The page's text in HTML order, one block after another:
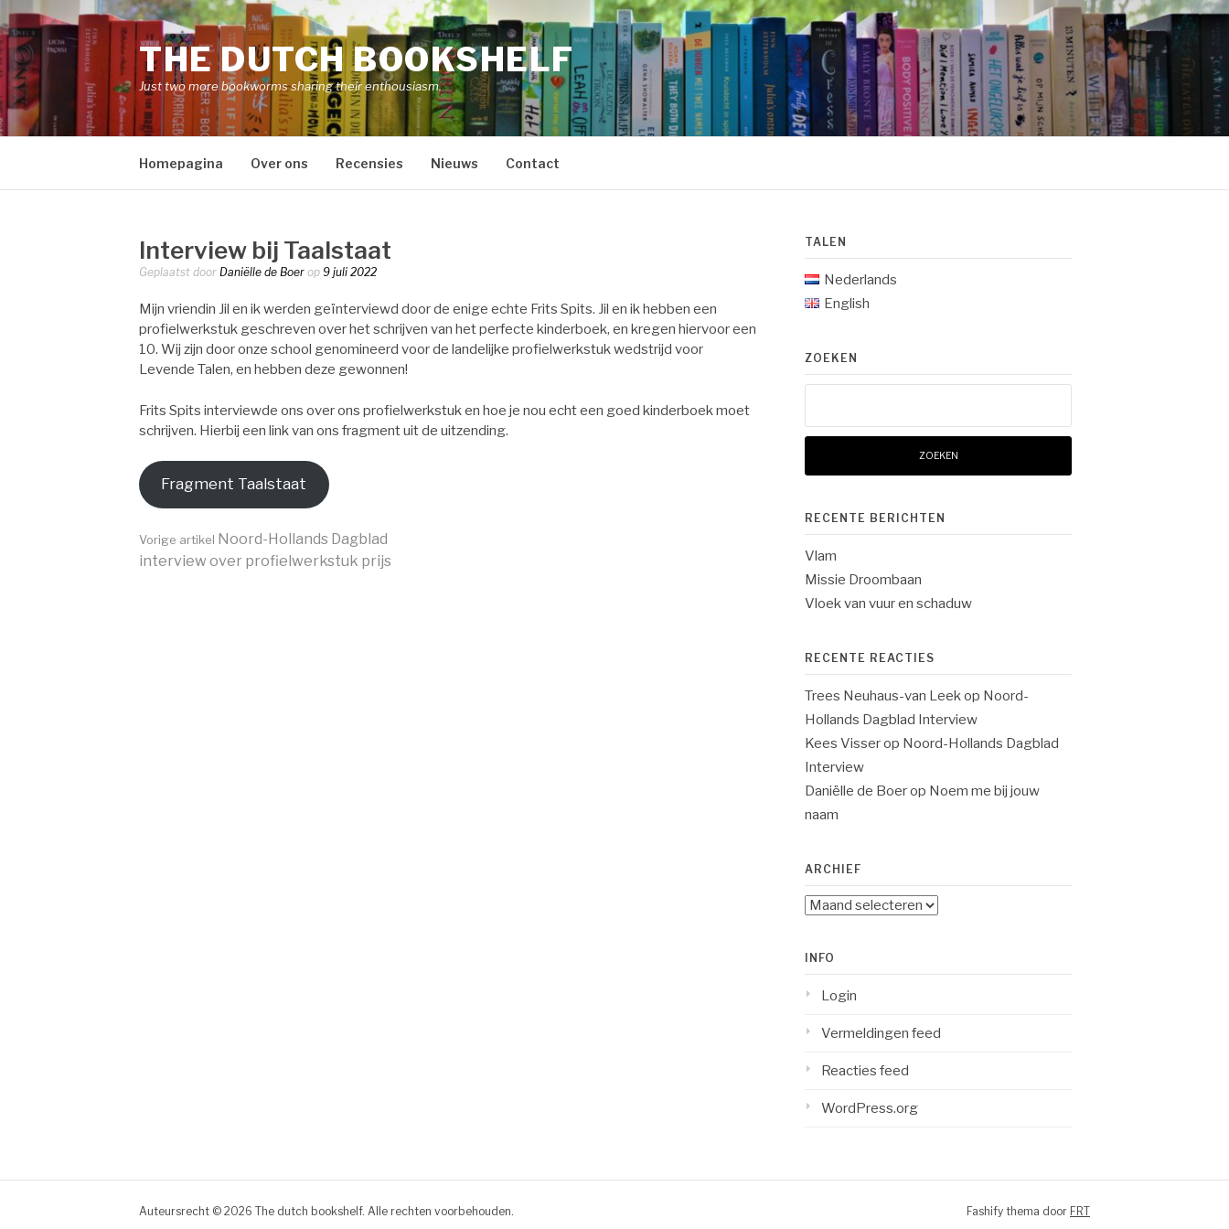
Naar
de
inhoud
springen
THE DUTCH BOOKSHELF
Just two more bookworms sharing their enthousiasm.
Homepagina Over ons Recensies Nieuws Contact
Interview bij Taalstaat
Geplaatst door Daniëlle de Boer op 9 juli 2022
Mijn vriendin Jil en ik werden geïnterviewd door de enige echte Frits Spits. Jil en ik hebben een
profielwerkstuk geschreven over het schrijven van het perfecte kinderboek, en kregen hiervoor een
10. Wij zijn door onze school genomineerd voor de landelijke profielwerkstuk wedstrijd voor
Levende Talen, en hebben deze gewonnen!
Frits Spits interviewde ons over ons profielwerkstuk en hoe je nou echt een goed kinderboek moet
schrijven. Hierbij een link van ons fragment uit de uitzending.
Fragment Taalstaat
Verder
Vorige artikel Noord-Hollands Dagblad
interview over profielwerkstuk prijs
TALEN
Nederlands
English
ZOEKEN
RECENTE BERICHTEN
Vlam
Missie Droombaan
Vloek van vuur en schaduw
RECENTE REACTIES
Trees Neuhaus-van Leekop Noord-
Hollands Dagblad Interview
Kees Visserop Noord-Hollands Dagblad
Interview
Daniëlle de Boerop Noem me bij jouw
naam
ARCHIEF
Archief
INFO
Login
Vermeldingen feed
Reacties feed
WordPress.org
Auteursrecht © 2026 The dutch bookshelf. Alle rechten voorbehouden. Fashify thema door FRT